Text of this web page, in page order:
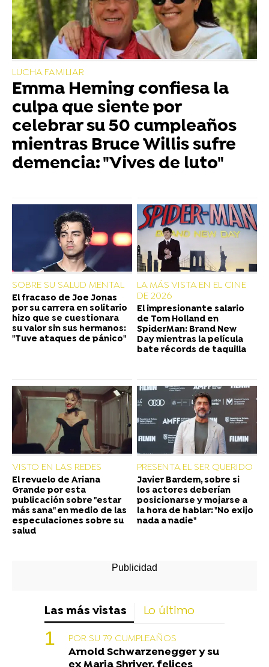
LUCHA FAMILIAR
Emma Heming confiesa la
culpa que siente por
celebrar su 50 cumpleaños
mientras Bruce Willis sufre
demencia: "Vives de luto"
SOBRE SU SALUD MENTAL
El fracaso de Joe Jonas
por su carrera en solitario
hizo que se cuestionara
su valor sin sus hermanos:
"Tuve ataques de pánico"
LA MÁS VISTA EN EL CINE
DE 2026
El impresionante salario
de Tom Holland en
SpiderMan: Brand New
Day mientras la película
bate récords de taquilla
VISTO EN LAS REDES
El revuelo de Ariana
Grande por esta
publicación sobre "estar
más sana" en medio de las
especulaciones sobre su
salud
PRESENTA EL SER QUERIDO
Javier Bardem, sobre si
los actores deberían
posicionarse y mojarse a
la hora de hablar: "No exijo
nada a nadie"
Las más vistas Lo último
POR SU 79 CUMPLEAÑOS
Arnold Schwarzenegger y su